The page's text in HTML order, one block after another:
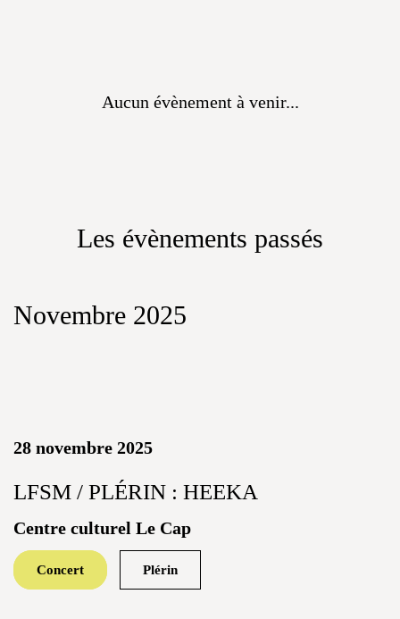
Aucun évènement à venir...
Les évènements passés
Novembre 2025
28 novembre 2025
LFSM / PLÉRIN : HEEKA
Centre culturel Le Cap
Concert Plérin